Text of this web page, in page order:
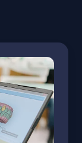
та буде
— і ви